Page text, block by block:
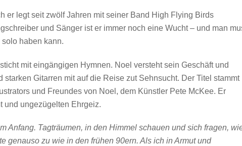
er legt seit zwölf Jahren mit seiner Band High Flying Birds
und Sänger ist er immer noch eine Wucht – und man
haben kann.
mit eingängigen Hymnen. Noel versteht sein Geschäft und
Gitarren mit auf die Reise zut Sehnsucht. Der Titel stammt
und Freundes von Noel, dem Künstler Pete McKee. Er
und ungezügelten Ehrgeiz.
Anfang. Tagträumen, in den Himmel schauen und sich fragen,
genauso zu wie in den frühen 90ern. Als ich in Armut und